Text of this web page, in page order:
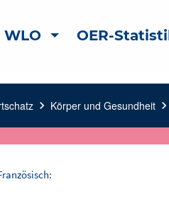
WLO OER-
chevron_right Körper und Gesundheit chevron_right